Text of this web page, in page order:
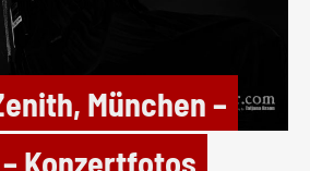
München –
– Konzertfotos